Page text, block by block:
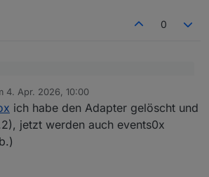
0
dann mal ein debug log per mail
.. runter vor die cam und wieder
in eine mail kopiert.
4. Apr. 2026, 10:00
von
ich habe den Adapter gelöscht und
jetzt werden auch events0x